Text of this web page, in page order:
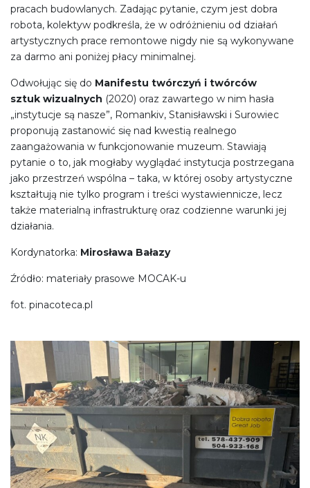
pracach budowlanych. Zadając pytanie, czym jest dobra
robota, kolektyw podkreśla, że w odróżnieniu od działań
artystycznych prace remontowe nigdy nie są wykonywane
za darmo ani poniżej płacy minimalnej.
Odwołując się do Manifestu twórczyń i twórców
sztuk wizualnych (2020) oraz zawartego w nim hasła
„instytucje są nasze”, Romankiv, Stanisławski i Surowiec
proponują zastanowić się nad kwestią realnego
zaangażowania w funkcjonowanie muzeum. Stawiają
pytanie o to, jak mogłaby wyglądać instytucja postrzegana
jako przestrzeń wspólna – taka, w której osoby artystyczne
kształtują nie tylko program i treści wystawiennicze, lecz
także materialną infrastrukturę oraz codzienne warunki jej
działania.
Kordynatorka: Mirosława Bałazy
Źródło: materiały prasowe MOCAK-u
fot. pinacoteca.pl